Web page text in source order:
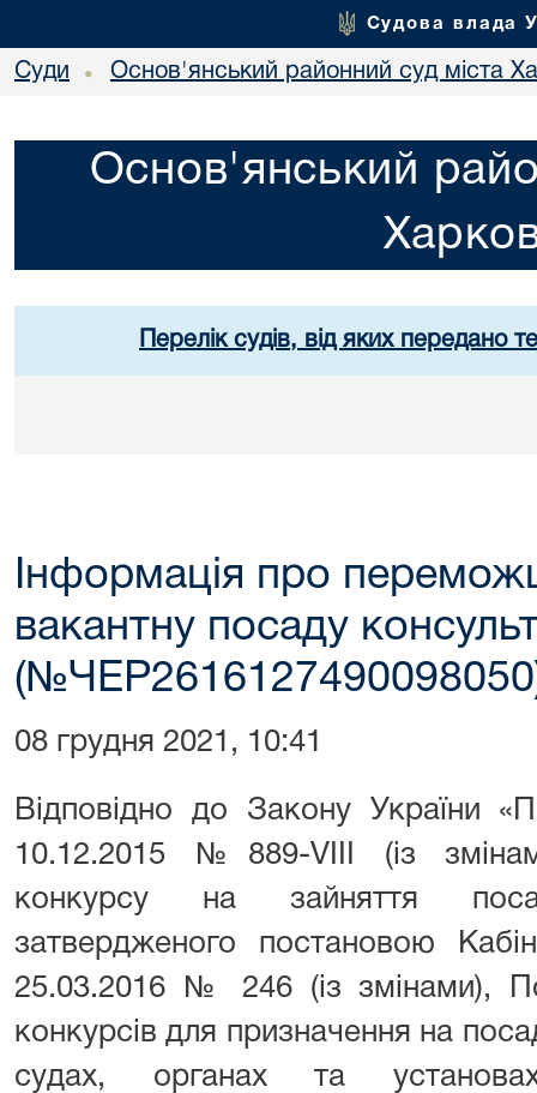
Судова влада
Суди • Основ'янський районний суд міста
Основ'янський
Перелік судів, від яких передано
Інформація про
вакантну посаду
08 грудня 2021, 10:41
Відповідно до Закону України
10.12.2015 №889-VIII (із
конкурсу на зайняття
затвердженого постановою
25.03.2016 № 246 (із змінами),
конкурсів для призначення на
судах, органах та